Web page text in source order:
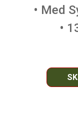
• Med
•